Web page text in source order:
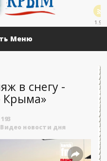
1.9k
Меню
в снегу -
Крыма»
193
Видео новости дня